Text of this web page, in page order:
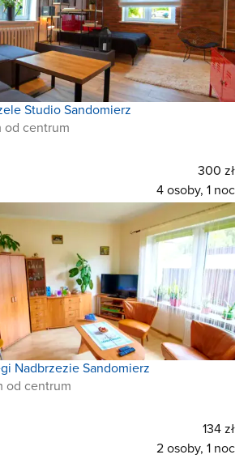
Studio Sandomierz
od centrum
300 zł
4 osoby, 1 noc
Nadbrzezie Sandomierz
od centrum
134 zł
2 osoby, 1 noc